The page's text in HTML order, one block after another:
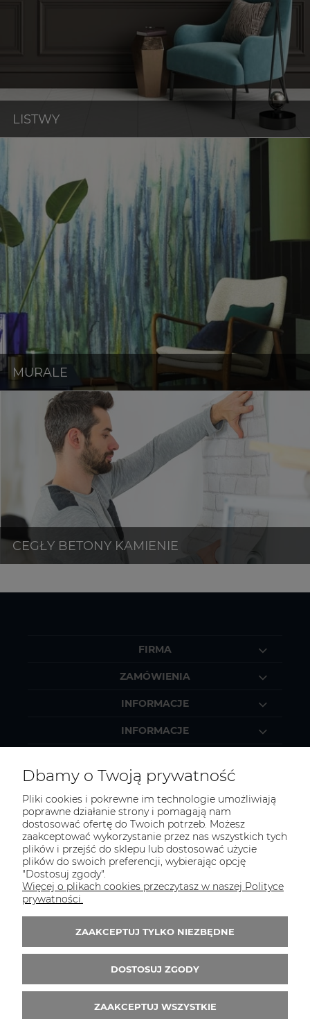
FIRMA
ZAMÓWIENIA
INFORMACJE
INFORMACJE
KONTAKT
Zapraszamy do kontaktu:
telefonicznie od 11:00 do 16:00
lub
Tel.:
52 344 48 53
Dbamy o Twoją prywatność
Pliki cookies i pokrewne im technologie umożliwiają
poprawne działanie strony i pomagają nam
dostosować ofertę do Twoich potrzeb. Możesz
zaakceptować wykorzystanie przez nas wszystkich tych
plików i przejść do sklepu lub dostosować użycie
plików do swoich preferencji, wybierając opcję
"Dostosuj zgody".
Więcej o plikach cookies przeczytasz w naszej Polityce
prywatności.
ZAAKCEPTUJ TYLKO NIEZBĘDNE
DOSTOSUJ ZGODY
ZAAKCEPTUJ WSZYSTKIE